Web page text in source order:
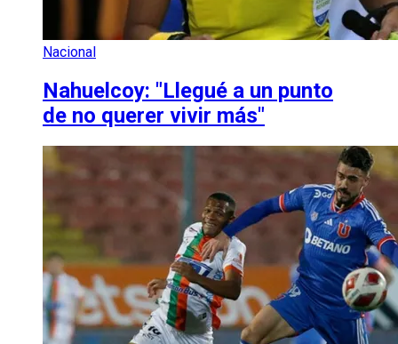
Nacional
Nahuelcoy: "Llegué a un punto
de no querer vivir más"